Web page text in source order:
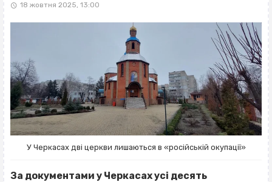
18 жовтня 2025, 13:00
У Черкасах дві церкви лишаються в «російській окупації»
За документами у Черкасах усі десять